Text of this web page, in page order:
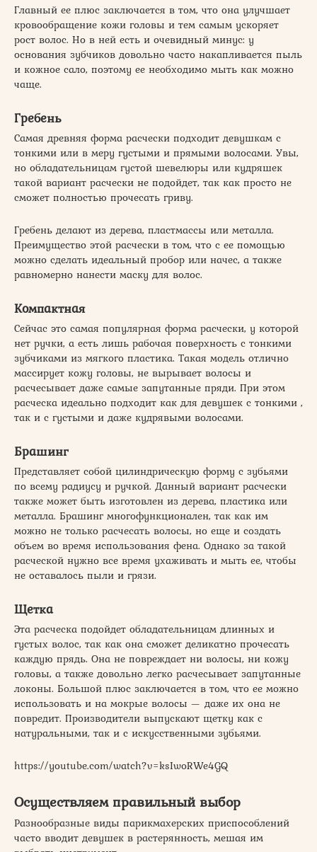
Главный ее плюс заключается в том, что она улучшает
кровообращение кожи головы и тем самым ускоряет
рост волос. Но в ней есть и очевидный минус: у
основания зубчиков довольно часто накапливается пыль
и кожное сало, поэтому ее необходимо мыть как можно
чаще.
Гребень
Самая древняя форма расчески подходит девушкам с
тонкими или в меру густыми и прямыми волосами. Увы,
но обладательницам густой шевелюры или кудряшек
такой вариант расчески не подойдет, так как просто не
сможет полностью прочесать гриву.
Гребень делают из дерева, пластмассы или металла.
Преимущество этой расчески в том, что с ее помощью
можно сделать идеальный пробор или начес, а также
равномерно нанести маску для волос.
Компактная
Сейчас это самая популярная форма расчески, у которой
нет ручки, а есть лишь рабочая поверхность с тонкими
зубчиками из мягкого пластика. Такая модель отлично
массирует кожу головы, не вырывает волосы и
расчесывает даже самые запутанные пряди. При этом
расческа идеально подходит как для девушек с тонкими ,
так и с густыми и даже кудрявыми волосами.
Брашинг
Представляет собой цилиндрическую форму с зубьями
по всему радиусу и ручкой. Данный вариант расчески
также может быть изготовлен из дерева, пластика или
металла. Брашинг многофункционален, так как им
можно не только расчесать волосы, но еще и создать
объем во время использования фена. Однако за такой
расческой нужно все время ухаживать и мыть ее, чтобы
не оставалось пыли и грязи.
Щетка
Эта расческа подойдет обладательницам длинных и
густых волос, так как она сможет деликатно прочесать
каждую прядь. Она не повреждает ни волосы, ни кожу
головы, а также довольно легко расчесывает запутанные
локоны. Большой плюс заключается в том, что ее можно
использовать и на мокрые волосы — даже их она не
повредит. Производители выпускают щетку как с
натуральными, так и с искусственными зубьями.
https://youtube.com/watch?v=ksIwoRWe4GQ
Осуществляем правильный выбор
Разнообразные виды парикмахерских приспособлений
часто вводит девушек в растерянность, мешая им